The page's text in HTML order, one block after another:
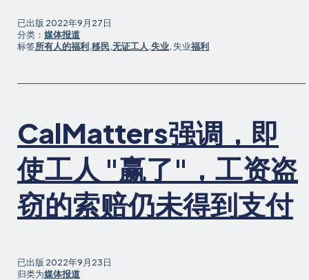
Newsom
已出版 2022年9月27日
分类： 媒体报道
标签所有人的福利 ,移民,无证工人 ,失业, 失业福利
CalMatters强调，即
使工人 "赢了"，工资盗
窃的索赔仍未得到支付
已出版 2022年9月23日
归类为媒体报道